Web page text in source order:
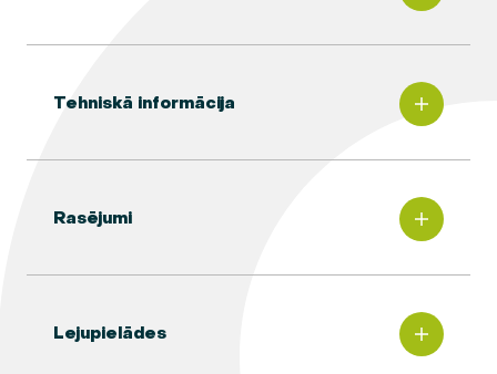
Tehniskā informācija
Rasējumi
Lejupielādes